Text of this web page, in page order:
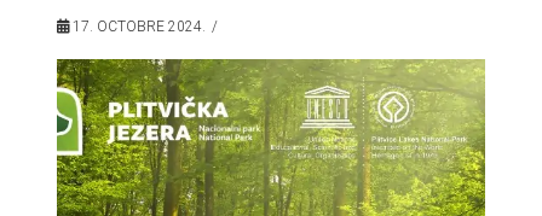
17. OCTOBRE 2024.